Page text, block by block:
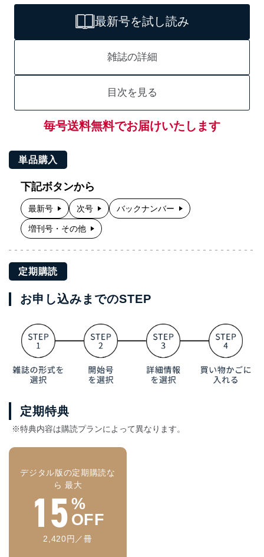
最新号を試し読み
雑誌の詳細
目次を見る
毎号送料無料でお届けいたします
単品購入
下記ボタンから
最新号 次号 バックナンバー
増刊号・その他
定期購読
お申し込みまでのSTEP
定期特典
※特典内容は購読プランによって異なります。
デジタル版の定期購読な
ら 最大
15 %
OFF
2,420円／冊